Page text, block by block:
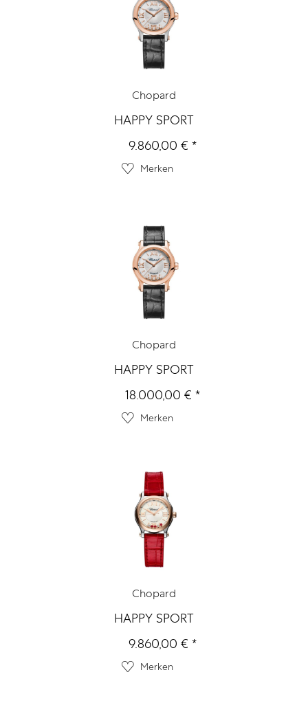
Chopard
HAPPY SPORT
9.860,00 € *
Merken
Chopard
HAPPY SPORT
18.000,00 € *
Merken
Chopard
HAPPY SPORT
9.860,00 € *
Merken